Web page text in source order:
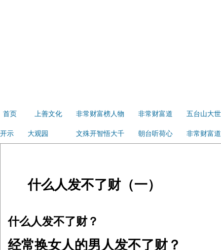
首页 上善文化 非常财富榜人物 非常财富道 五台山大
开示 大观园 文殊开智悟大千 朝台听荷心 非常财富
什么人发不了财（一）
什么人发不了财？
经常换女人的男人发不了财？